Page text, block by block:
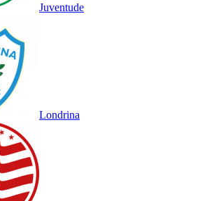
Juventude
Londrina